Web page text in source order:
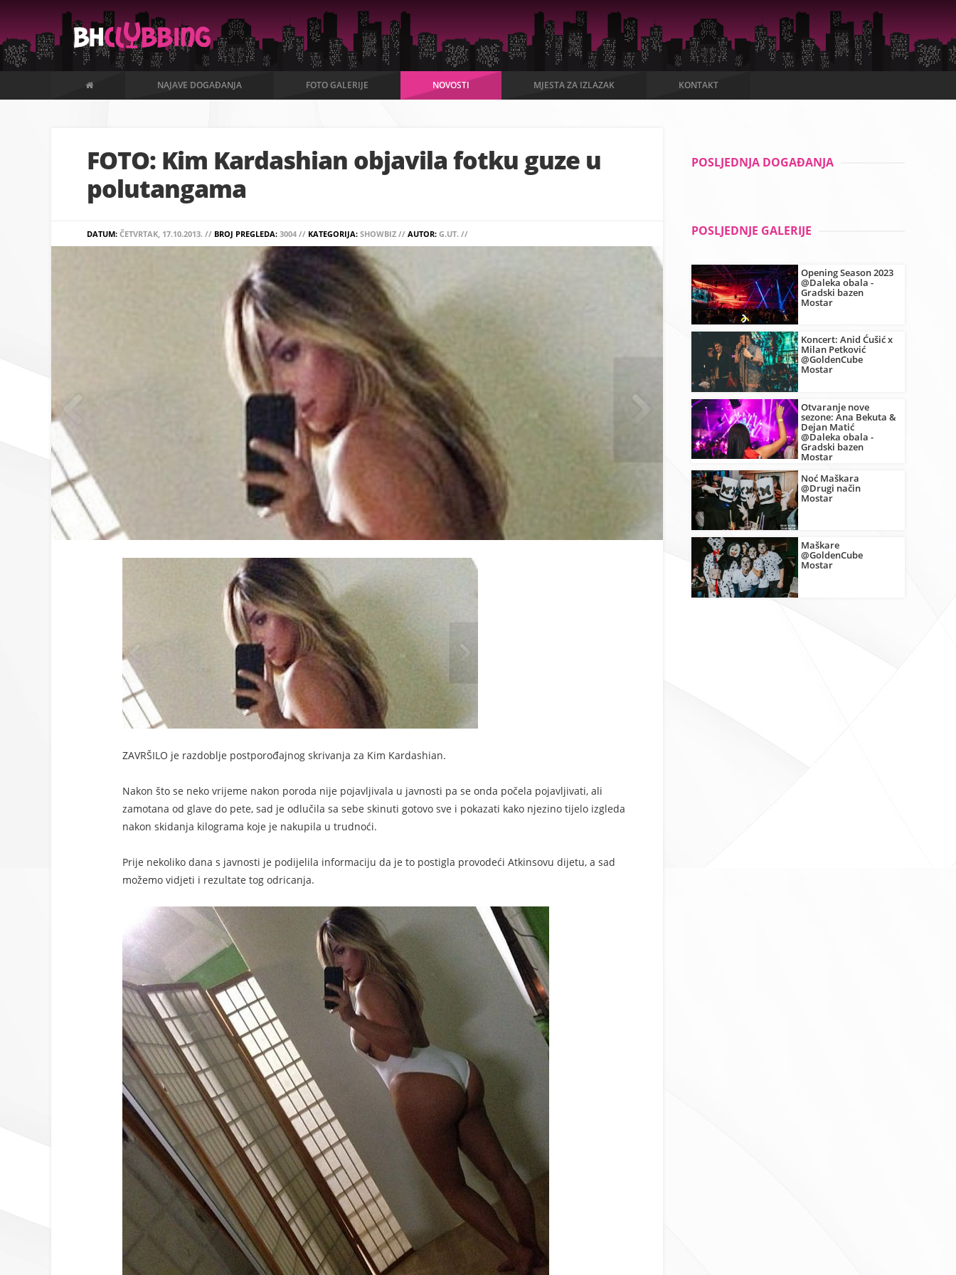
NAJAVE DOGAĐANJA FOTO GALERIJE NOVOSTI MJESTA ZA IZLAZAK KONTAKT
FOTO: Kim Kardashian objavila fotku guze u
polutangama
DATUM: ČETVRTAK, 17.10.2013. // BROJ PREGLEDA: 3004 // KATEGORIJA: SHOWBIZ // AUTOR: G.UT. //
ZAVRŠILO je razdoblje postporođajnog skrivanja za Kim Kardashian.
Nakon što se neko vrijeme nakon poroda nije pojavljivala u javnosti pa se onda počela pojavljivati, ali
zamotana od glave do pete, sad je odlučila sa sebe skinuti gotovo sve i pokazati kako njezino tijelo izgleda
nakon skidanja kilograma koje je nakupila u trudnoći.
Prije nekoliko dana s javnosti je podijelila informaciju da je to postigla provodeći Atkinsovu dijetu, a sad
možemo vidjeti i rezultate tog odricanja.
POSLJEDNJA DOGAĐANJA
POSLJEDNJE GALERIJE
Opening Season 2023
@Daleka obala -
Gradski bazen
Mostar
Koncert: Anid Ćušić x
Milan Petković
@GoldenCube
Mostar
Otvaranje nove
sezone: Ana Bekuta &
Dejan Matić
@Daleka obala -
Gradski bazen
Mostar
Noć Maškara
@Drugi način
Mostar
Maškare
@GoldenCube
Mostar